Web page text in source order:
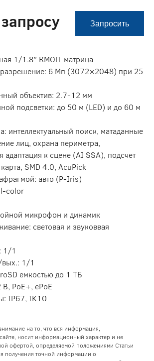
Запросить
1/1.8” КМОП-матрица
6 Мп (3072×2048) при 25
объектив: 2.7-12 мм
подсветки: до 50 м (LED) и до 60 м
интеллектуальный поиск, матаданные
лиц, охрана периметра,
адаптация к сцене (AI SSA), подсчет
SMD 4.0, AcuPick
авто (P-Iris)
color
микрофон и динамик
световая и звуковвая
1/1
1/1
емкостью до 1 ТБ
PoE+, ePoE
IP67, IK10
на то, что вся информация,
носит информационный характер и не
офертой, определяемой положениями Статьи
получения точной информации о